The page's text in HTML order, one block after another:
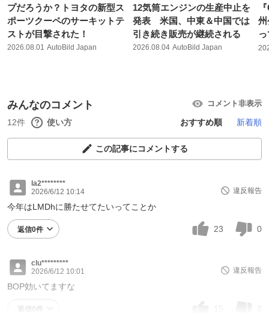
プだろうか？トヨタの新型ス
ポーツクーペのサーキットテ
ストが目撃された！
2026.08.01 AutoBild Japan
12気筒エンジンの生産中止を
発表 米国、中東＆中国では
引き続き販売が継続される
2026.08.04 AutoBild Japan
州
みんなのコメント コメント非表示
12件 使い方 おすすめ順 新着順
この記事にコメントする
la2********
2026/6/12 10:14
違反報告
今年はLMDhに勝たせてたいってことか
返信0件 23 0
clu*********
2026/6/12 10:01
違反報告
BOP効いてますな
返信0件 15